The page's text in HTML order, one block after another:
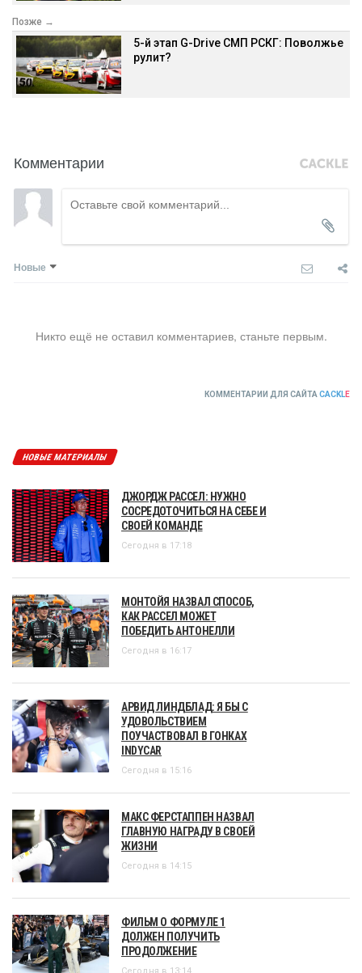
Позже →
5-й этап G-Drive СМП РСКГ: Поволжье
рулит?
Комментарии
Новые
Никто ещё не оставил комментариев, станьте первым.
КОММЕНТАРИИ ДЛЯ САЙТА CACKLE
НОВЫЕ МАТЕРИАЛЫ
ДЖОРДЖ РАССЕЛ: НУЖНО
СОСРЕДОТОЧИТЬСЯ НА СЕБЕ И
СВОЕЙ КОМАНДЕ
Сегодня в 17:18
МОНТОЙЯ НАЗВАЛ СПОСОБ,
КАК РАССЕЛ МОЖЕТ
ПОБЕДИТЬ АНТОНЕЛЛИ
Сегодня в 16:17
АРВИД ЛИНДБЛАД: Я БЫ С
УДОВОЛЬСТВИЕМ
ПОУЧАСТВОВАЛ В ГОНКАХ
INDYCAR
Сегодня в 15:16
МАКС ФЕРСТАППЕН НАЗВАЛ
ГЛАВНУЮ НАГРАДУ В СВОЕЙ
ЖИЗНИ
Сегодня в 14:15
ФИЛЬМ О ФОРМУЛЕ 1
ДОЛЖЕН ПОЛУЧИТЬ
ПРОДОЛЖЕНИЕ